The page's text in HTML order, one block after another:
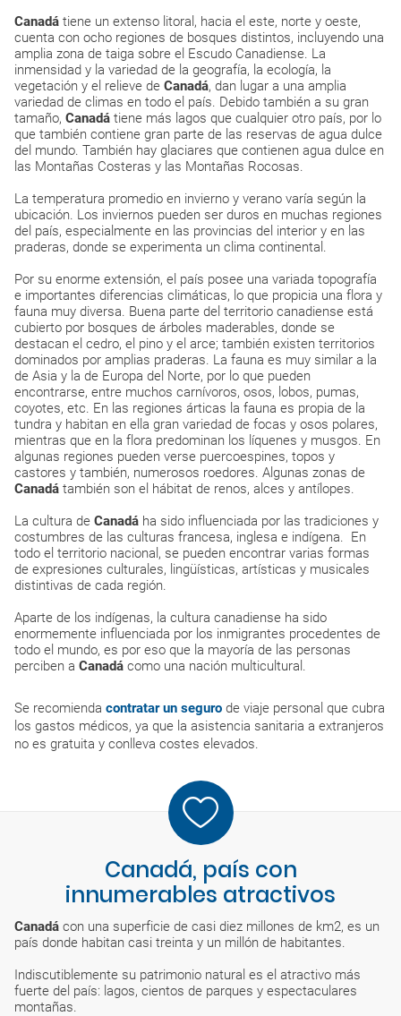
Canadá tiene un extenso litoral, hacia el este, norte y oeste,
cuenta con ocho regiones de bosques distintos, incluyendo una
amplia zona de taiga sobre el Escudo Canadiense. La
inmensidad y la variedad de la geografía, la ecología, la
vegetación y el relieve de Canadá, dan lugar a una amplia
variedad de climas en todo el país. Debido también a su gran
tamaño, Canadá tiene más lagos que cualquier otro país, por lo
que también contiene gran parte de las reservas de agua dulce
del mundo. También hay glaciares que contienen agua dulce en
las Montañas Costeras y las Montañas Rocosas.
La temperatura promedio en invierno y verano varía según la
ubicación. Los inviernos pueden ser duros en muchas regiones
del país, especialmente en las provincias del interior y en las
praderas, donde se experimenta un clima continental.
Por su enorme extensión, el país posee una variada topografía
e importantes diferencias climáticas, lo que propicia una flora y
fauna muy diversa. Buena parte del territorio canadiense está
cubierto por bosques de árboles maderables, donde se
destacan el cedro, el pino y el arce; también existen territorios
dominados por amplias praderas. La fauna es muy similar a la
de Asia y la de Europa del Norte, por lo que pueden
encontrarse, entre muchos carnívoros, osos, lobos, pumas,
coyotes, etc. En las regiones árticas la fauna es propia de la
tundra y habitan en ella gran variedad de focas y osos polares,
mientras que en la flora predominan los líquenes y musgos. En
algunas regiones pueden verse puercoespines, topos y
castores y también, numerosos roedores. Algunas zonas de
Canadá también son el hábitat de renos, alces y antílopes.
La cultura de Canadá ha sido influenciada por las tradiciones y
costumbres de las culturas francesa, inglesa e indígena. En
todo el territorio nacional, se pueden encontrar varias formas
de expresiones culturales, lingüísticas, artísticas y musicales
distintivas de cada región.
Aparte de los indígenas, la cultura canadiense ha sido
enormemente influenciada por los inmigrantes procedentes de
todo el mundo, es por eso que la mayoría de las personas
perciben a Canadá como una nación multicultural.
Se recomienda contratar un seguro de viaje personal que cubra
los gastos médicos, ya que la asistencia sanitaria a extranjeros
no es gratuita y conlleva costes elevados.
Canadá, país con
innumerables atractivos
Canadá con una superficie de casi diez millones de km2, es un
país donde habitan casi treinta y un millón de habitantes.
Indiscutiblemente su patrimonio natural es el atractivo más
fuerte del país: lagos, cientos de parques y espectaculares
montañas.